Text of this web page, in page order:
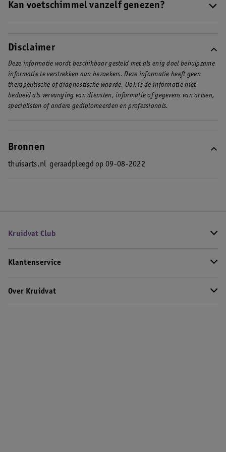
douches, zwembaden en andere ruimtes waar veel mensen op
• Een andere kleur dan je huidskleur;
• Jeuk en een branderig gevoel op deze plekken?
Dan kun je last hebben van voetschimmel.
Kan voetschimmel vanzelf genezen?
Disclaimer
Deze informatie wordt beschikbaar gesteld met als enig doel behulpzame
informatie te verstrekken aan bezoekers. Deze informatie heeft geen
therapeutische of diagnostische waarde. Ook is de informatie niet
bedoeld als vervanging van diensten, informatie of gegevens van artsen,
specialisten of andere gediplomeerden en professionals.
Bronnen
thuisarts.nl geraadpleegd op 09-08-2022
Kruidvat Club
Klantenservice
Over Kruidvat